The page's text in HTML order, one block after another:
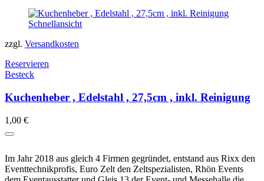
Schnellansicht
zzgl. Versandkosten
Reservieren
Besteck
Kuchenheber , Edelstahl , 27,5cm , inkl. Reinigung
1,00 €
Im Jahr 2018 aus gleich 4 Firmen gegründet, entstand aus Rixx den
Eventtechnikprofis, Euro Zelt den Zeltspezialisten, Rhön Events